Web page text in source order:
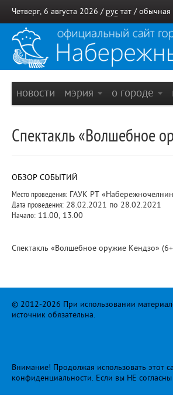
Четверг, 6 августа 2026 / рус тат / обычная
новости мэрия о городе
Спектакль «Волшебное
ОБЗОР СОБЫТИЙ
Место проведения: ГАУК РТ
Дата проведения: 28.02.2021 по 28.02.2021
Начало: 11.00, 13.00
Спектакль «Волшебное оружие Кендзо»
© 2012-2026 При использовании
источник обязательна.
Внимание! Продолжая использовать этот
конфиденциальности. Если вы НЕ